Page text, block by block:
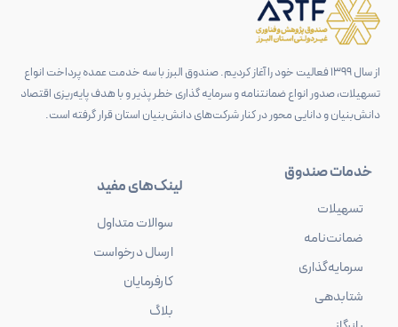
از سال 1399 فعالیت خود را آغاز کردیم. صندوق البرز با سه خدمت عمده پرداخت انواع
تسهیلات، صدور انواع ضمانتنامه و سرمایه گذاری خطر پذیر و با هدف پایه‌ریزی اقتصاد
دانش‌بنیان و دانایی محور در کنار شرکت‌های دانش‌بنیان استان قرار گرفته است.
خدمات صندوق
تسهیلات
ضمانت‌نامه
سرمایه‌گذاری
شتابدهی
لینک‌های مفید
سوالات متداول
ارسال درخواست
کارفرمایان
بلاگ